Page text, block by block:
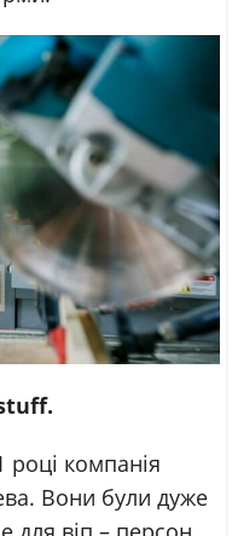
році компанія
Вони були дуже